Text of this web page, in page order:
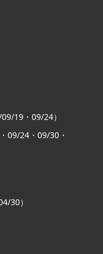
19・09/24）
09/24・09/30・
30）